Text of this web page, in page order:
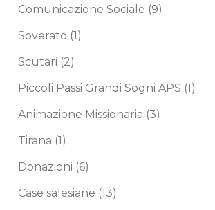
Comunicazione Sociale (9)
Soverato (1)
Scutari (2)
Piccoli Passi Grandi Sogni APS (1)
Animazione Missionaria (3)
Tirana (1)
Donazioni (6)
Case salesiane (13)